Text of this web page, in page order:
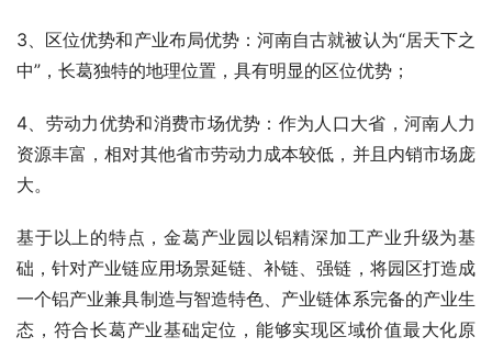
3、区位优势和产业布局优势：河南自古就被认为“居天下之
中”，长葛独特的地理位置，具有明显的区位优势；
4、劳动力优势和消费市场优势：作为人口大省，河南人力
资源丰富，相对其他省市劳动力成本较低，并且内销市场庞
大。
基于以上的特点，金葛产业园以铝精深加工产业升级为基
础，针对产业链应用场景延链、补链、强链，将园区打造成
一个铝产业兼具制造与智造特色、产业链体系完备的产业生
态，符合长葛产业基础定位，能够实现区域价值最大化原